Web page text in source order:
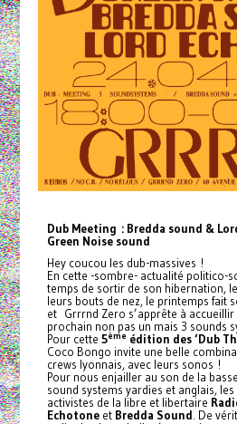
Dub Meeting : Bredda sound &
Green Noise sound
Hey coucou les dub-massives !
En cette -sombre- actualité politico-
temps de sortir de son hibernation,
leurs bouts de nez, le printemps fait
et Grrrnd Zero s’apprête à accueillir
prochain non pas un mais 3 sounds
Pour cette 5ème édition des ‘Dub
Coco Bongo invite une belle
crews lyonnais, avec leurs sonos !
Pour nous enjailler au son de la
sound systems yardies et anglais,
activistes de la libre et libertaire
Echotone et Bredda Sound . De